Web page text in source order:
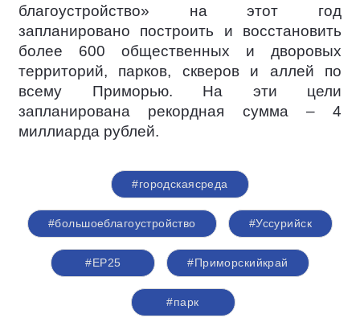
благоустройство» на этот год
запланировано построить и восстановить
более 600 общественных и дворовых
территорий, парков, скверов и аллей по
всему Приморью. На эти цели
запланирована рекордная сумма – 4
миллиарда рублей.
#городскаясреда
#большоеблагоустройство #Уссурийск
#ЕР25 #Приморскийкрай
#парк